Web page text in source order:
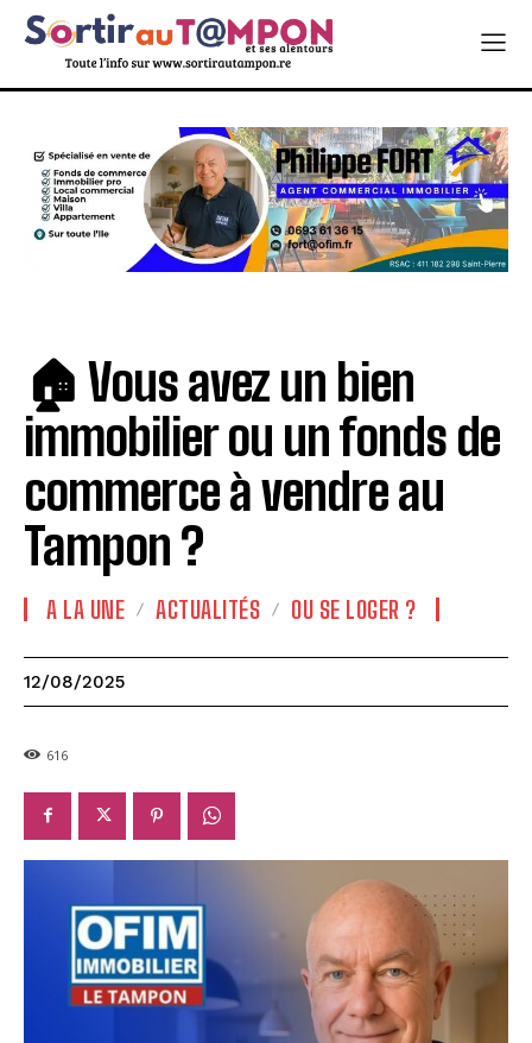
🏠 Vous avez un bien
immobilier ou un fonds de
commerce à vendre au
Tampon ?
A LA UNE ACTUALITÉS OU SE LOGER ?
12/08/2025
616